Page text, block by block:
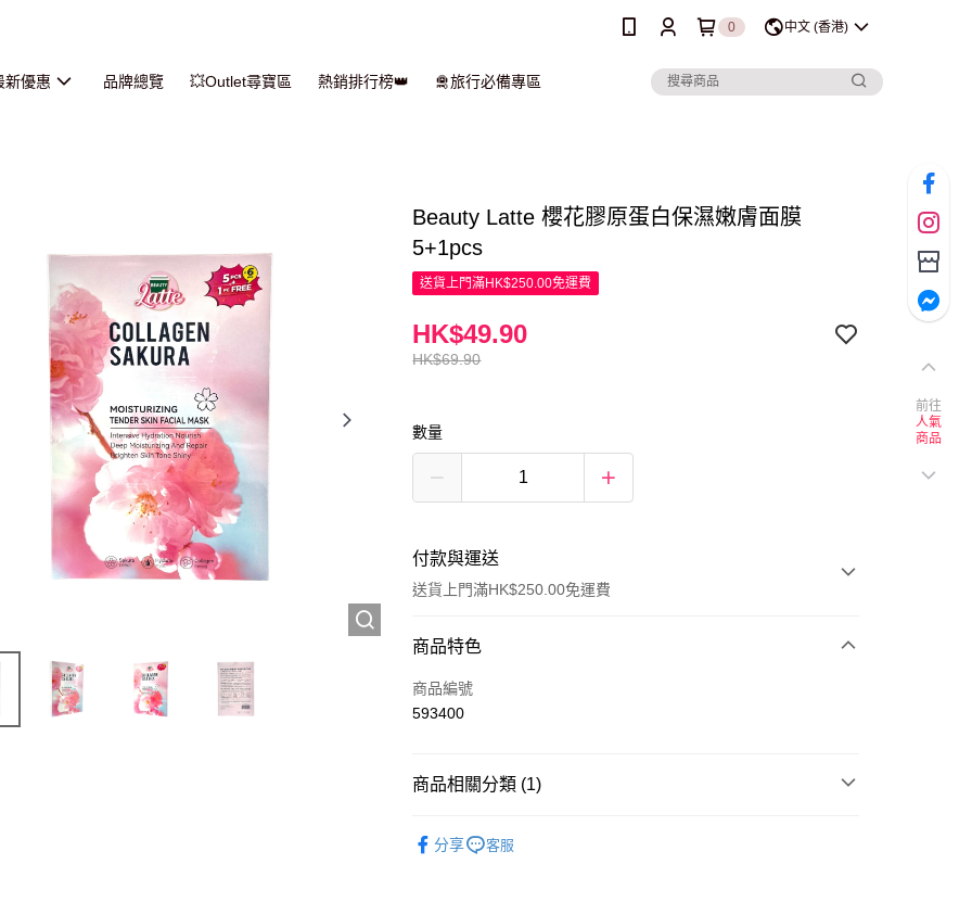
0 中文 (香港)
新優惠 品牌總覽 💥Outlet尋寶區 熱銷排行榜👑 🛅旅行必備專區
Beauty Latte 櫻花膠原蛋白保濕嫩膚面膜
5+1pcs
送貨上門滿HK$250.00免運費
HK$69.90
HK$49.90
數量
付款與運送
送貨上門滿HK$250.00免運費
付款方式
Apple Pay
送貨方式
商品特色
商品編號
593400
商品相關分類 (1)
分享
客服
前往
人氣
商品